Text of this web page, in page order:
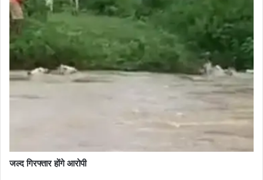
जल्द गिरफ्तार होंगे आरोपी